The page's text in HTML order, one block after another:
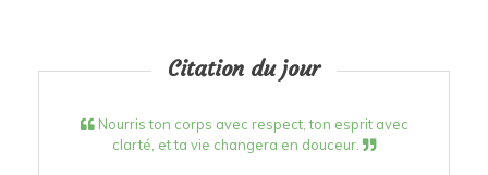
Citation du jour
Nourris ton corps avec respect, ton esprit avec
clarté, et ta vie changera en douceur.